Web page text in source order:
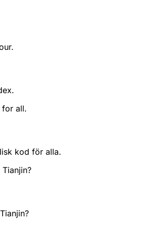
for all.
kod för alla.